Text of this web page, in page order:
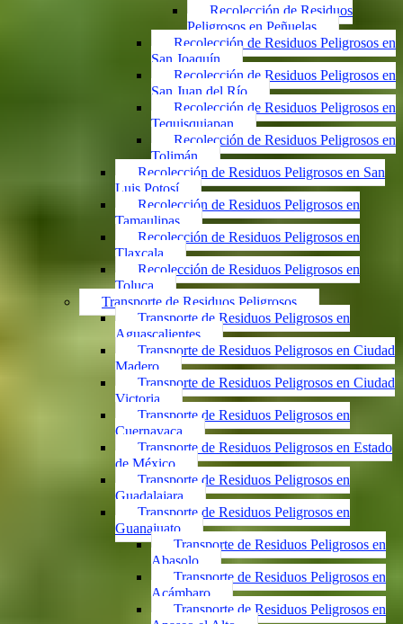
Recolección de Residuos
Peligrosos en Peñuelas
Recolección de Residuos Peligrosos en
San Joaquín
Recolección de Residuos Peligrosos en
San Juan del Río
Recolección de Residuos Peligrosos en
Tequisquiapan
Recolección de Residuos Peligrosos en
Tolimán
Recolección de Residuos Peligrosos en San
Luis Potosí
Recolección de Residuos Peligrosos en
Tamaulipas
Recolección de Residuos Peligrosos en
Tlaxcala
Recolección de Residuos Peligrosos en
Toluca
Transporte de Residuos Peligrosos
Transporte de Residuos Peligrosos en
Aguascalientes
Transporte de Residuos Peligrosos en Ciudad
Madero
Transporte de Residuos Peligrosos en Ciudad
Victoria
Transporte de Residuos Peligrosos en
Cuernavaca
Transporte de Residuos Peligrosos en Estado
de México
Transporte de Residuos Peligrosos en
Guadalajara
Transporte de Residuos Peligrosos en
Guanajuato
Transporte de Residuos Peligrosos en
Abasolo
Transporte de Residuos Peligrosos en
Acámbaro
Transporte de Residuos Peligrosos en